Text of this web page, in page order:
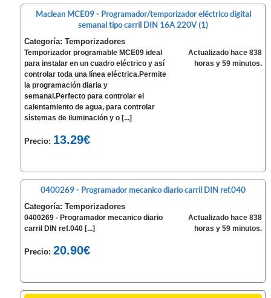
Maclean MCE09 - Programador/temporizador eléctrico digital
semanal tipo carril DIN 16A 220V (1)
Categoría: Temporizadores
Temporizador programable MCE09 ideal
para instalar en un cuadro eléctrico y así
controlar toda una línea eléctrica.Permite
la programación diaria y
semanal.Perfecto para controlar el
calentamiento de agua, para controlar
sístemas de iluminación y o [...]
Precio: 13.29€
Actualizado hace 838
horas y 59 minutos.
0400269 - Programador mecanico diario carril DIN ref.040
Categoría: Temporizadores
0400269 - Programador mecanico diario
carril DIN ref.040 [...]
Precio:20.90€
Actualizado hace 838
horas y 59 minutos.